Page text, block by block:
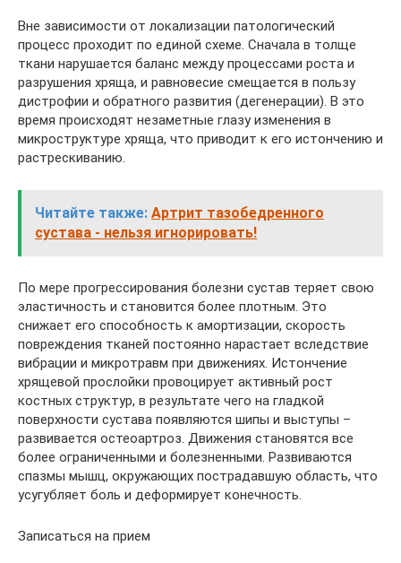
Вне зависимости от локализации патологический
процесс проходит по единой схеме. Сначала в толще
ткани нарушается баланс между процессами роста и
разрушения хряща, и равновесие смещается в пользу
дистрофии и обратного развития (дегенерации). В это
время происходят незаметные глазу изменения в
микроструктуре хряща, что приводит к его истончению и
растрескиванию.
Читайте также: Артрит тазобедренного
сустава - нельзя игнорировать!
По мере прогрессирования болезни сустав теряет свою
эластичность и становится более плотным. Это
снижает его способность к амортизации, скорость
повреждения тканей постоянно нарастает вследствие
вибрации и микротравм при движениях. Истончение
хрящевой прослойки провоцирует активный рост
костных структур, в результате чего на гладкой
поверхности сустава появляются шипы и выступы –
развивается остеоартроз. Движения становятся все
более ограниченными и болезненными. Развиваются
спазмы мышц, окружающих пострадавшую область, что
усугубляет боль и деформирует конечность.
Записаться на прием